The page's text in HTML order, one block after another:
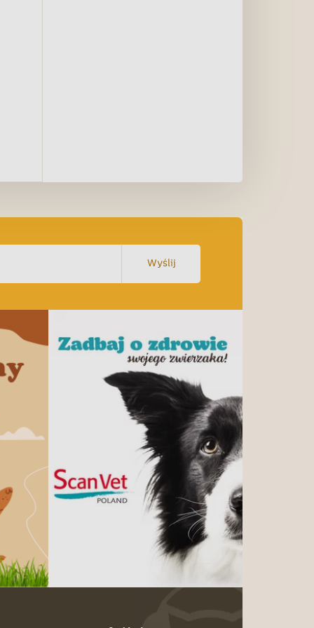
Wyślij